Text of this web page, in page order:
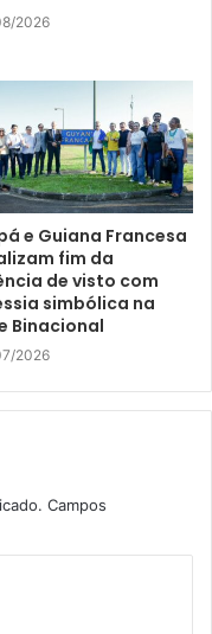
2026
e Guiana Francesa
fim da
de visto com
simbólica na
Binacional
2026
Campos